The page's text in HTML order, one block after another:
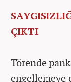
ÇIKTI
Törende
engellemeye